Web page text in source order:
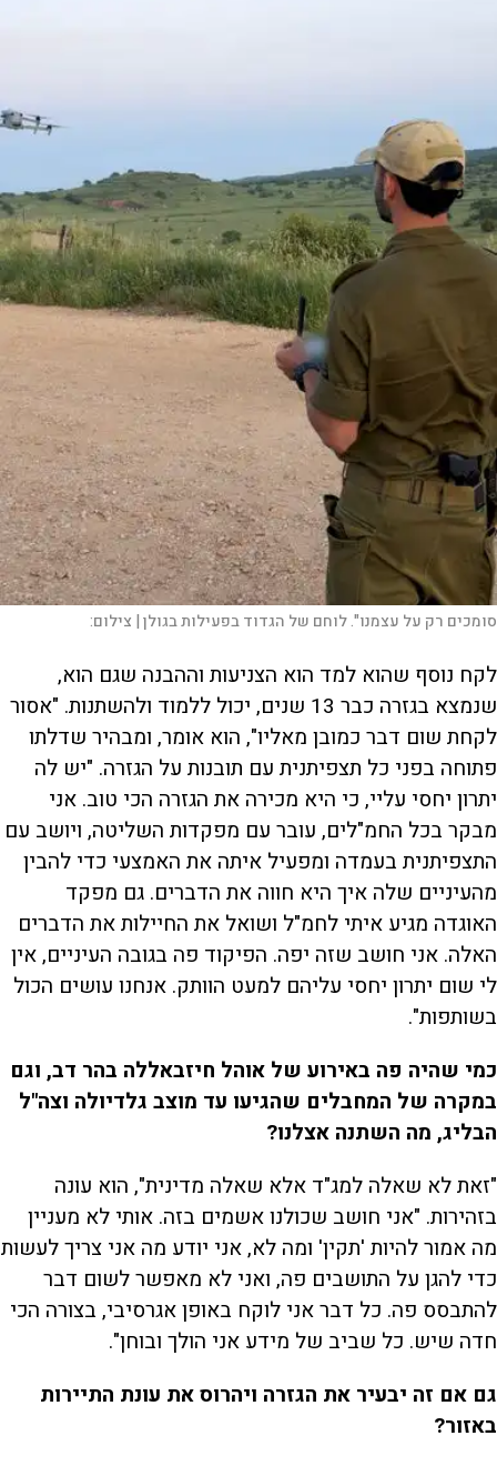
סומכים רק על עצמנו". לוחם של הגדוד בפעילות בגולן | צילום:
לקח נוסף שהוא למד הוא הצניעות וההבנה שגם הוא,
שנמצא בגזרה כבר 13 שנים, יכול ללמוד ולהשתנות. "אסור
לקחת שום דבר כמובן מאליו", הוא אומר, ומבהיר שדלתו
פתוחה בפני כל תצפיתנית עם תובנות על הגזרה. "יש לה
יתרון יחסי עליי, כי היא מכירה את הגזרה הכי טוב. אני
מבקר בכל החמ"לים, עובר עם מפקדות השליטה, ויושב עם
התצפיתנית בעמדה ומפעיל איתה את האמצעי כדי להבין
מהעיניים שלה איך היא חווה את הדברים. גם מפקד
האוגדה מגיע איתי לחמ"ל ושואל את החיילות את הדברים
האלה. אני חושב שזה יפה. הפיקוד פה בגובה העיניים, אין
לי שום יתרון יחסי עליהם למעט הוותק. אנחנו עושים הכול
בשותפות".
כמי שהיה פה באירוע של אוהל חיזבאללה בהר דב, וגם
במקרה של המחבלים שהגיעו עד מוצב גלדיולה וצה"ל
הבליג, מה השתנה אצלנו?
"זאת לא שאלה למג"ד אלא שאלה מדינית", הוא עונה
בזהירות. "אני חושב שכולנו אשמים בזה. אותי לא מעניין
מה אמור להיות 'תקין' ומה לא, אני יודע מה אני צריך לעשות
כדי להגן על התושבים פה, ואני לא מאפשר לשום דבר
להתבסס פה. כל דבר אני לוקח באופן אגרסיבי, בצורה הכי
חדה שיש. כל שביב של מידע אני הולך ובוחן".
גם אם זה יבעיר את הגזרה ויהרוס את עונת התיירות
באזור?